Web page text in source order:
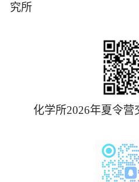
究所
化学所2026年夏令营